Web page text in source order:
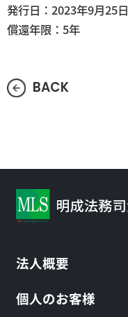
発行日：2023年9月25日
償還年限：5年
BACK
法人概要
個人のお客様